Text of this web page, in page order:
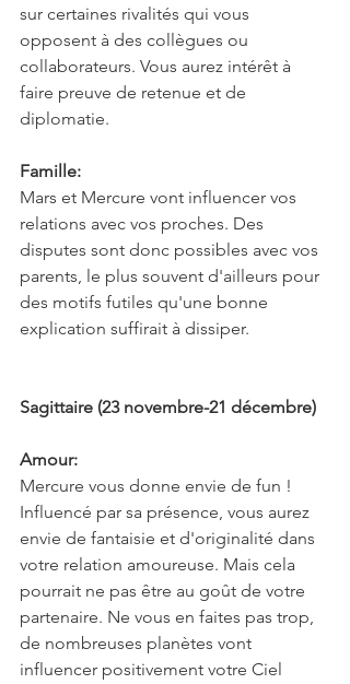
sur certaines rivalités qui vous
opposent à des collègues ou
collaborateurs. Vous aurez intérêt à
faire preuve de retenue et de
diplomatie.
Famille:
Mars et Mercure vont influencer vos
relations avec vos proches. Des
disputes sont donc possibles avec vos
parents, le plus souvent d'ailleurs pour
des motifs futiles qu'une bonne
explication suffirait à dissiper.
Sagittaire (23 novembre-21 décembre)
Amour:
Mercure vous donne envie de fun !
Influencé par sa présence, vous aurez
envie de fantaisie et d'originalité dans
votre relation amoureuse. Mais cela
pourrait ne pas être au goût de votre
partenaire. Ne vous en faites pas trop,
de nombreuses planètes vont
influencer positivement votre Ciel